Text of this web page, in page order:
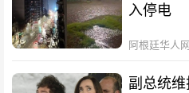
入停电
阿根廷华人网
副总统